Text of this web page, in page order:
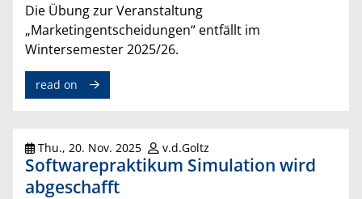
Die Übung zur Veranstaltung
„Marketingentscheidungen“ entfällt im
Wintersemester 2025/26.
read on
Thu., 20. Nov. 2025 v.d.Goltz
Softwarepraktikum Simulation wird
abgeschafft